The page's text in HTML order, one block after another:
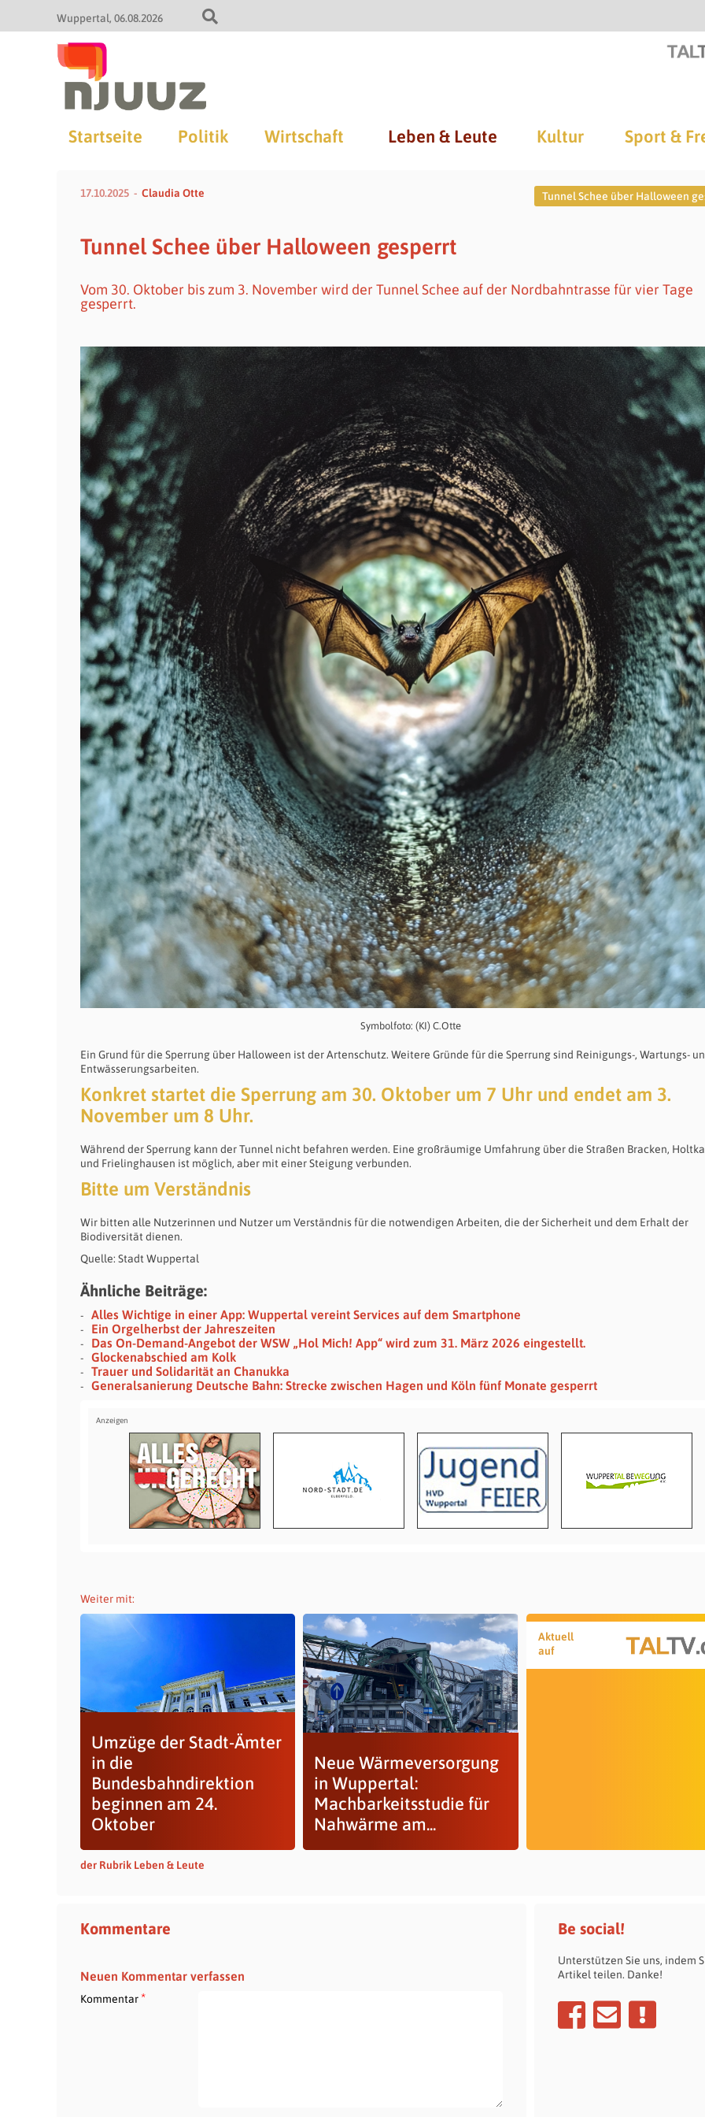
Wuppertal 06.08.2026
Startseite Politik Wirtschaft Leben & Leute Kultur Sport &
17.10.2025 Claudia Otte Tunnel Schee über Halloween
Tunnel Schee über Halloween gesperrt
Vom 30. Oktober bis zum 3. November wird der Tunnel Schee auf der Nordbahntrasse für vier Tage
gesperrt.
Symbolfoto: (KI) C.Otte
Ein Grund für die Sperrung über Halloween ist der Artenschutz. Weitere Gründe für die Sperrung sind Reinigungs-, Wartungs-
Entwässerungsarbeiten.
Konkret startet die Sperrung am 30. Oktober um 7 Uhr und endet am 3.
November um 8 Uhr.
Während der Sperrung kann der Tunnel nicht befahren werden. Eine großräumige Umfahrung über die Straßen Bracken,
und Frielinghausen ist möglich, aber mit einer Steigung verbunden.
Bitte um Verständnis
Wir bitten alle Nutzerinnen und Nutzer um Verständnis für die notwendigen Arbeiten, die der Sicherheit und dem Erhalt der
Biodiversität dienen.
Quelle: Stadt Wuppertal
Ähnliche Beiträge:
Alles Wichtige in einer App: Wuppertal vereint Services auf dem Smartphone
Ein Orgelherbst der Jahreszeiten
Das On-Demand-Angebot der WSW „Hol Mich! App“ wird zum 31. März 2026 eingestellt.
Glockenabschied am Kolk
Trauer und Solidarität an Chanukka
Generalsanierung Deutsche Bahn: Strecke zwischen Hagen und Köln fünf Monate gesperrt
Weiter mit:
Umzüge der Stadt-Ämter
in die
Bundesbahndirektion
beginnen am 24.
Oktober
Neue Wärmeversorgung
in Wuppertal:
Machbarkeitsstudie für
Nahwärme am...
Aktuell
auf
der Rubrik Leben & Leute
Kommentare
Neuen Kommentar verfassen
Kommentar*
Be social!
Unterstützen Sie uns, indem
Artikel teilen. Danke!